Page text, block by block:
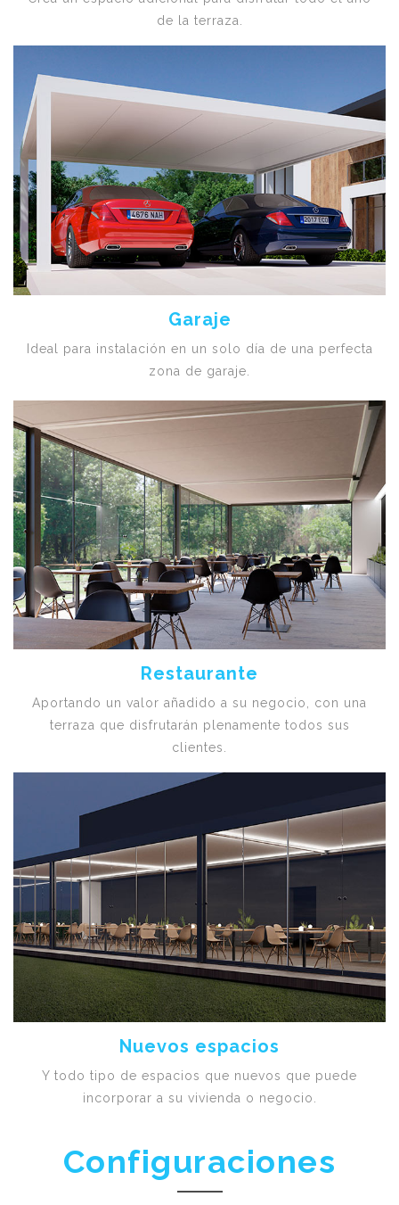
de la terraza.
Garaje
Ideal para instalación en un solo día de una perfecta
zona de garaje.
Restaurante
Aportando un valor añadido a su negocio, con una
terraza que disfrutarán plenamente todos sus
clientes.
Nuevos espacios
Y todo tipo de espacios que nuevos que puede
incorporar a su vivienda o negocio.
Configuraciones